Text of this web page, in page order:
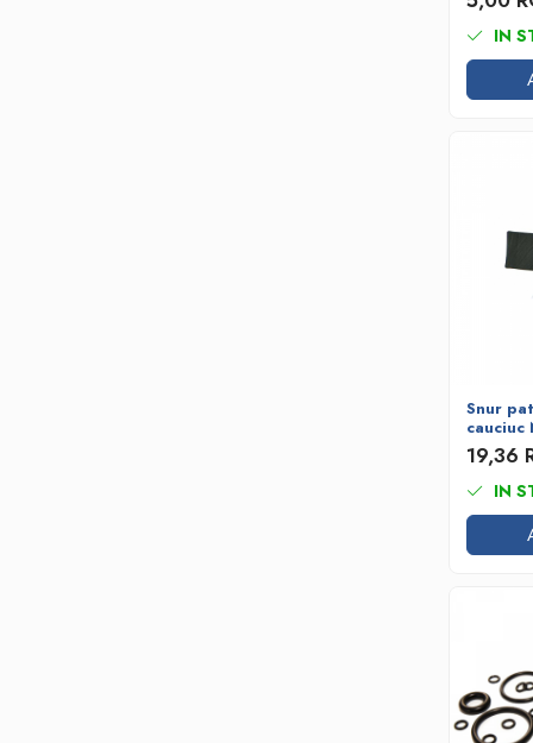
IN
Snur
cauciuc
19,36
IN